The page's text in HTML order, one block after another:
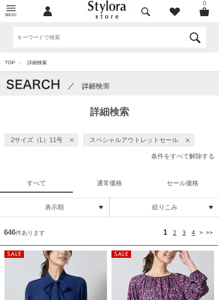
0
TOP > 詳細検索
詳細検索
2サイズ（L）11号 スペシャルアウトレットセール
条件をすべて解除する
すべて 通常価格 セール価格
表示順 絞りこみ
646件あります 1 2 3 4 > >>